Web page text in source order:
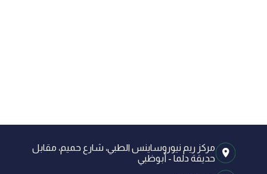
مركز ريم نيوروساينس الطبي، شارع حميم، مقابل
حديقة دلما - أبوظبي